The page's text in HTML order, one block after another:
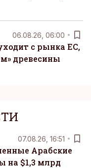
06.08.26, 06:00
с рынка ЕС,
древесины
07.08.26, 16:51
Арабские
на $1,3 млрд